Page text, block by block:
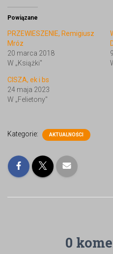
Powiązane
PRZEWIESZENIE, Remigiusz
Mróz
20 marca 2018
W „Książki"
CISZA, ek i bs
24 maja 2023
W „Felietony"
Kategorie: AKTUALNOŚCI
0